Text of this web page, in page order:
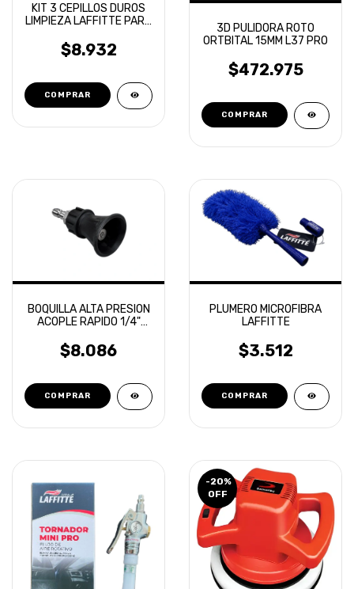
KIT 3 CEPILLOS DUROS
LIMPIEZA LAFFITTE PARA
$8.932
3D PULIDORA ROTO
ORTBITAL 15MM L37 PRO
$472.975
BOQUILLA ALTA PRESION
ACOPLE RAPIDO 1/4"
$8.086
PLUMERO MICROFIBRA
LAFFITTE
$3.512
-20%
OFF